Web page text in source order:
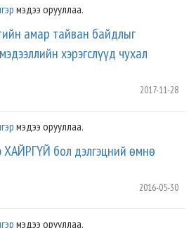
мэдээ орууллаа.
амар тайван байдлыг
хэрэгслүүд чухал
2017-11-28
мэдээ орууллаа.
ХАЙРГҮЙ бол дэлгэцний өмнө
2016-05-30
мэдээ орууллаа.